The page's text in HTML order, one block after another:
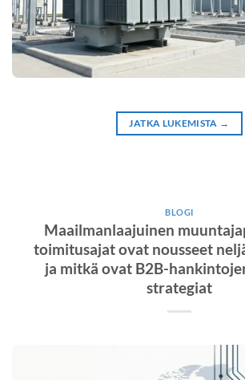
JATKA LUKEMISTA →
BLOGI
Maailmanlaajuinen
toimitusajat ovat nousseet
ja mitkä ovat B2B-
strategiat